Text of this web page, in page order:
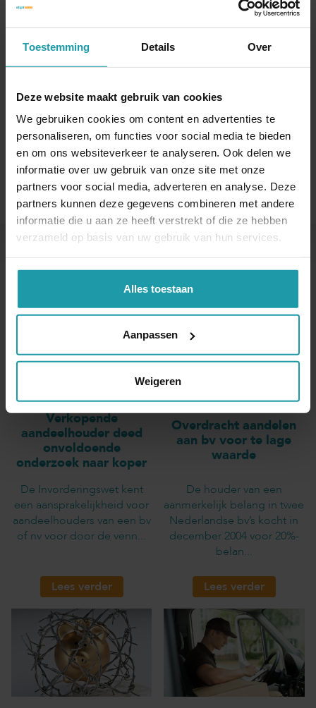
Toestemming Details Over
Deze website maakt gebruik van cookies
We gebruiken cookies om content en advertenties te
personaliseren, om functies voor social media te bieden
en om ons websiteverkeer te analyseren. Ook delen we
informatie over uw gebruik van onze site met onze
partners voor social media, adverteren en analyse. Deze
partners kunnen deze gegevens combineren met andere
informatie die u aan ze heeft verstrekt of die ze hebben
verzameld op basis van uw gebruik van hun services.
Alles toestaan
Aanpassen
Weigeren
Naam*
E-mail adres*
Andere interessante artikelen
Verkopende
aandeelhouder deed
onvoldoende
onderzoek naar koper
De Invorderingswet kent
een aansprakelijkheid voor
aandeelhouders van een bv
of nv voor door de venn...
Lees verder
Overdracht aandelen
aan bv voor te lage
waarde
De houder van een
aanmerkelijk belang in twee
Nederlandse bv’s kocht in
december 2004 voor 20%-
belan...
Lees verder